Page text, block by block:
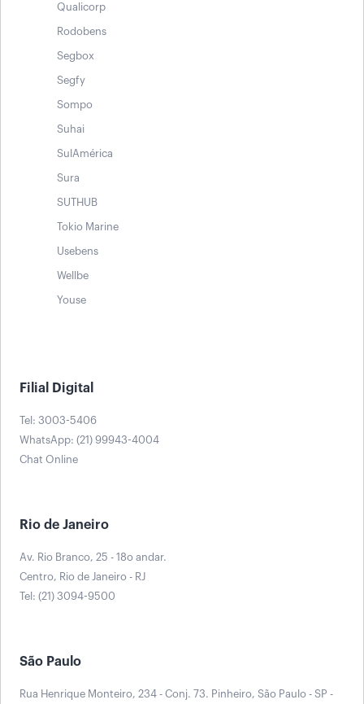
Qualicorp
Rodobens
Segbox
Segfy
Sompo
Suhai
SulAmérica
Sura
SUTHUB
Tokio Marine
Usebens
Wellbe
Youse
Filial Digital
Tel: 3003-5406
WhatsApp: (21) 99943-4004
Chat Online
Rio de Janeiro
Av. Rio Branco, 25 - 18o andar.
Centro, Rio de Janeiro - RJ
Tel: (21) 3094-9500
São Paulo
Rua Henrique Monteiro, 234 - Conj. 73. Pinheiro, São Paulo - SP -